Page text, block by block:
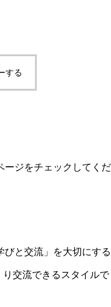
する
ジをチェックしてくだ
と交流」を大切にす
交流できるスタイルで